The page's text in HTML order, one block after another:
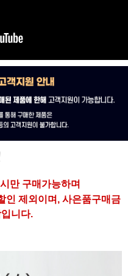
만 구매가능하며
인 제외이며, 사은품구매금
니다.